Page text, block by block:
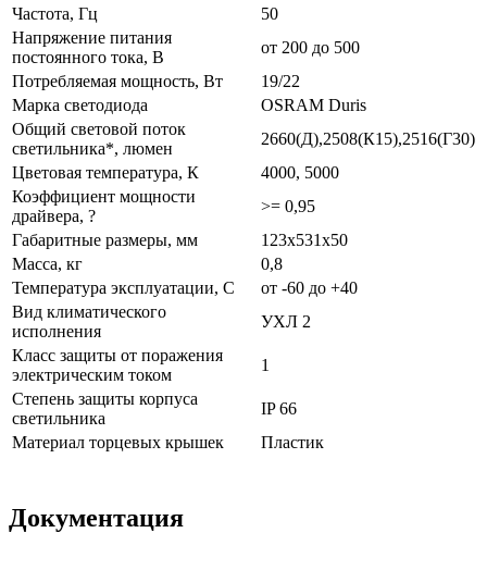
Частота, Гц
50
Напряжение питания
постоянного тока, В
от 200 до 500
Потребляемая мощность, Вт
19/22
Марка светодиода
OSRAM Duris
Общий световой поток
светильника*, люмен
2660(Д),2508(К15),2516(Г30)
Цветовая температура, К
4000, 5000
Коэффициент мощности
драйвера, ?
>= 0,95
Габаритные размеры, мм
123х531х50
Масса, кг
0,8
Температура эксплуатации, С
от -60 до +40
Вид климатического
исполнения
УХЛ 2
Класс защиты от поражения
электрическим током
1
Степень защиты корпуса
светильника
IP 66
Материал торцевых крышек
Пластик
Документация